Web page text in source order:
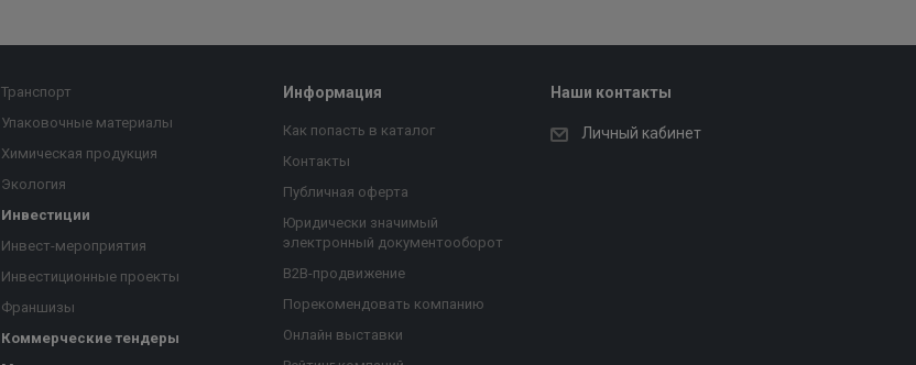
Транспорт
Упаковочные материалы
Химическая продукция
Экология
Инвестиции
Инвест-мероприятия
Инвестиционные проекты
Франшизы
Коммерческие тендеры
Информация
Как попасть в каталог
Контакты
Публичная оферта
Юридически значимый
электронный документооборот
B2B-продвижение
Порекомендовать компанию
Онлайн выставки
Наши контакты
Личный кабинет